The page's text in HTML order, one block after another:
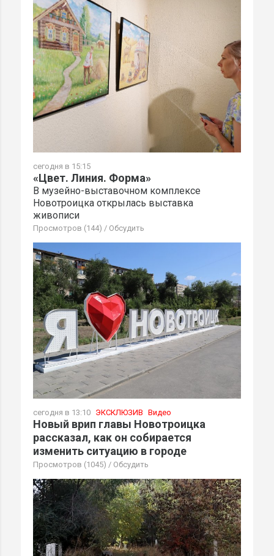
сегодня в 15:15
«Цвет. Линия. Форма»
В музейно-выставочном комплексе
Новотроицка открылась выставка
живописи
Просмотров (144) / Обсудить
сегодня в 13:10 ЭКСКЛЮЗИВ Видео
Новый врип главы Новотроицка
рассказал, как он собирается
изменить ситуацию в городе
Просмотров (1045) / Обсудить